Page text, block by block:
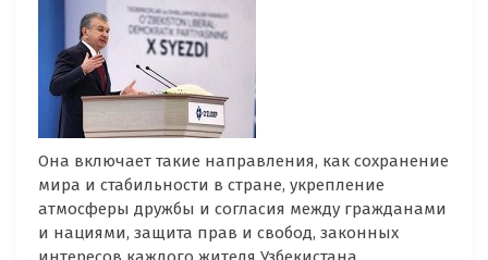
Она включает такие направления, как сохранение
мира и стабильности в стране, укрепление
атмосферы дружбы и согласия между гражданами
и нациями, защита прав и свобод, законных